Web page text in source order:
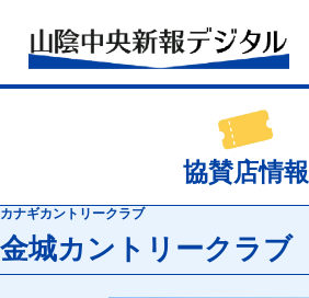
協賛店情報
カナギカントリークラブ
金城カントリークラブ